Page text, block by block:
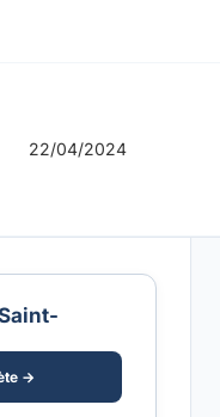
22/04/2024
→